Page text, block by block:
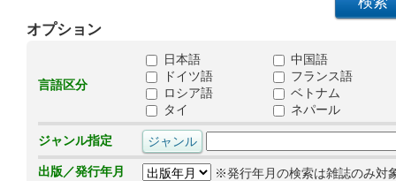
オプション
言語区分
日本語
中国語
ドイツ語
フランス語
ロシア語
ベトナム
タイ
ネパール
ジャンル指定
出版／発行年月
※発行年月の検索は雑誌のみ対